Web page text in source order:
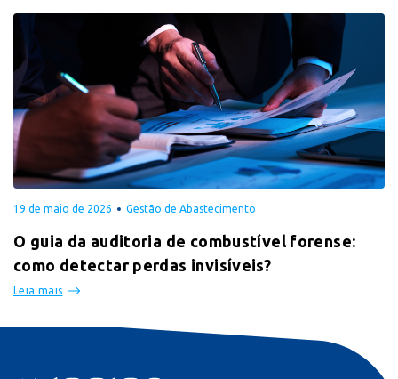
19 de maio de 2026 Gestão de Abastecimento
O guia da auditoria de combustível forense:
como detectar perdas invisíveis?
Leia mais